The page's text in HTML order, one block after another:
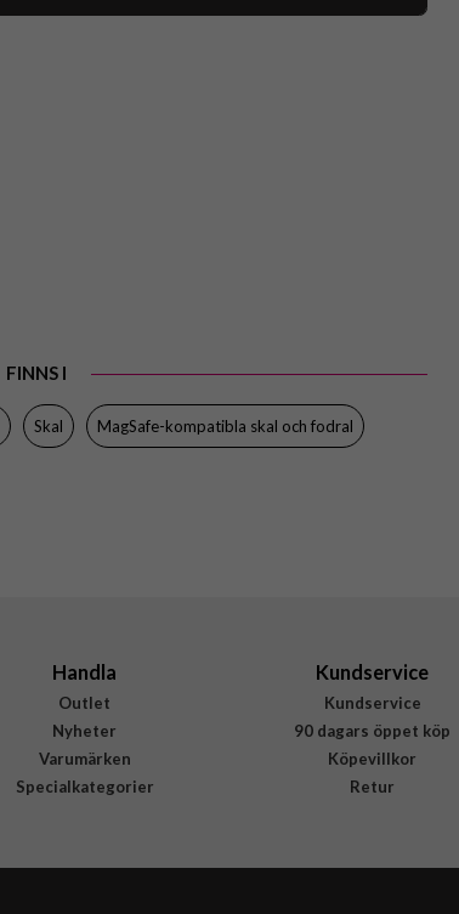
FINNS I
Skal MagSafe-kompatibla skal och fodral
Handla
Outlet
Nyheter
Varumärken
Specialkategorier
Kundservice
Kundservice
90 dagars öppet köp
Köpevillkor
Retur